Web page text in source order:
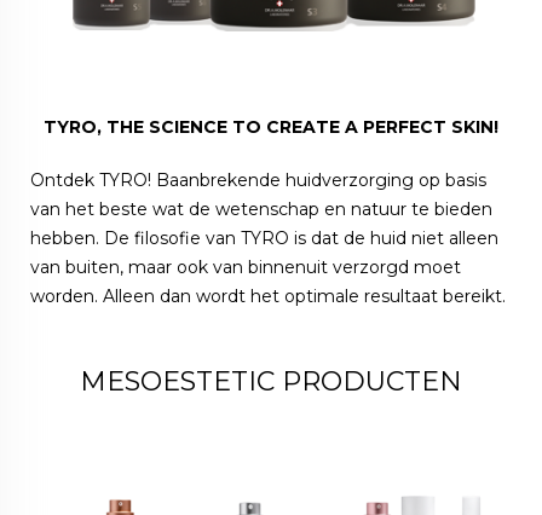
TYRO, THE SCIENCE TO CREATE A PERFECT SKIN!
Ontdek TYRO! Baanbrekende huidverzorging op basis
van het beste wat de wetenschap en natuur te bieden
hebben. De filosofie van TYRO is dat de huid niet alleen
van buiten, maar ook van binnenuit verzorgd moet
worden. Alleen dan wordt het optimale resultaat bereikt.
MESOESTETIC PRODUCTEN